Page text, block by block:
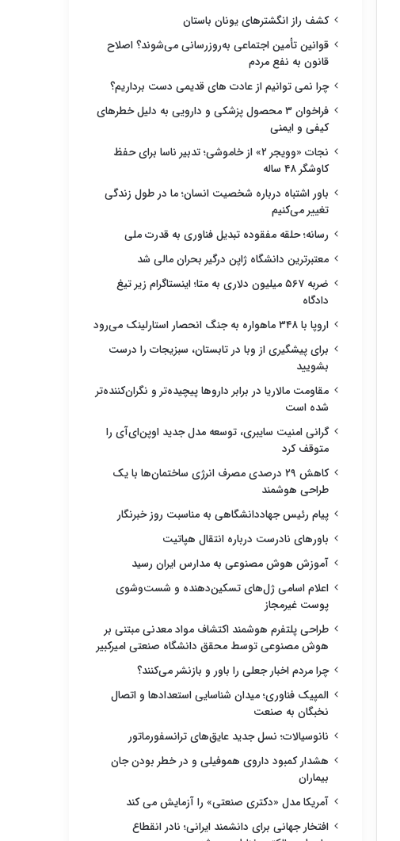
کشف راز انگشترهای یونان باستان
قوانین تأمین اجتماعی به‌روزرسانی می‌شوند؟ اصلاح
قانون به نفع مردم
چرا نمی توانیم از عادت های قدیمی دست برداریم؟
فراخوان ۳ محصول پزشکی و دارویی به دلیل خطرهای
کیفی و ایمنی
نجات «وویجر ۲» از خاموشی؛ تدبیر ناسا برای حفظ
کاوشگر ۴۸ ساله
باور اشتباه درباره شخصیت انسان؛ ما در طول زندگی
تغییر می‌کنیم
رسانه؛ حلقه مفقوده تبدیل فناوری به قدرت ملی
معتبرترین دانشگاه ژاپن درگیر بحران مالی شد
ضربه ۵۶۷ میلیون دلاری به متا؛ اینستاگرام زیر تیغ
دادگاه
اروپا با ۳۴۸ ماهواره به جنگ انحصار استارلینک می‌رود
برای پیشگیری از وبا در تابستان، سبزیجات را درست
بشویید
مقاومت مالاریا در برابر داروها پیچیده‌تر و نگران‌کننده‌تر
شده است
گرانی امنیت سایبری، توسعه مدل جدید اوپن‌ای‌آی را
متوقف کرد
کاهش ۲۹ درصدی مصرف انرژی ساختمان‌ها با یک
طراحی هوشمند
پیام رئیس جهاددانشگاهی به مناسبت روز خبرنگار
باورهای نادرست درباره انتقال هپاتیت
آموزش هوش مصنوعی به مدارس ایران رسید
اعلام اسامی ژل‌های تسکین‌دهنده و شست‌وشوی
پوست غیرمجاز
طراحی پلتفرم هوشمند اکتشاف مواد معدنی مبتنی بر
هوش مصنوعی توسط محقق دانشگاه صنعتی امیرکبیر
چرا مردم اخبار جعلی را باور و بازنشر می‌کنند؟
المپیک فناوری؛ میدان شناسایی استعدادها و اتصال
نخبگان به صنعت
نانوسیالات؛ نسل جدید عایق‌های ترانسفورماتور
هشدار کمبود داروی هموفیلی و در خطر بودن جان
بیماران
آمریکا مدل «دکتری صنعتی» را آزمایش می کند
افتخار جهانی برای دانشمند ایرانی؛ نادر انقطاع